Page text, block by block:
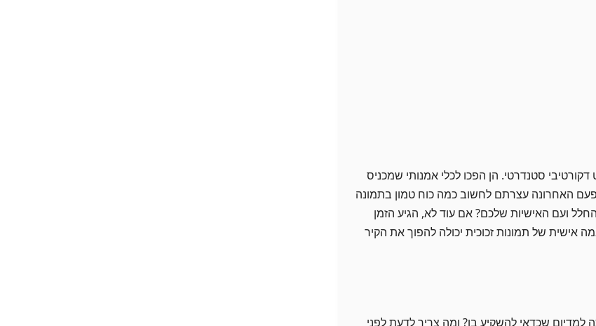
סטנדרטי. הן הפכו לכלי אמנותי שמכניס
האחרונה עצרתם לחשוב כמה כוח טמון בתמונה
ועם האישיות שלכם? אם עוד לא, הגיע הזמן
אישית של תמונות זכוכית יכולה להפוך את הקיר
למדיום שכדאי להשקיע בו? ומה צריך לדעת לפני